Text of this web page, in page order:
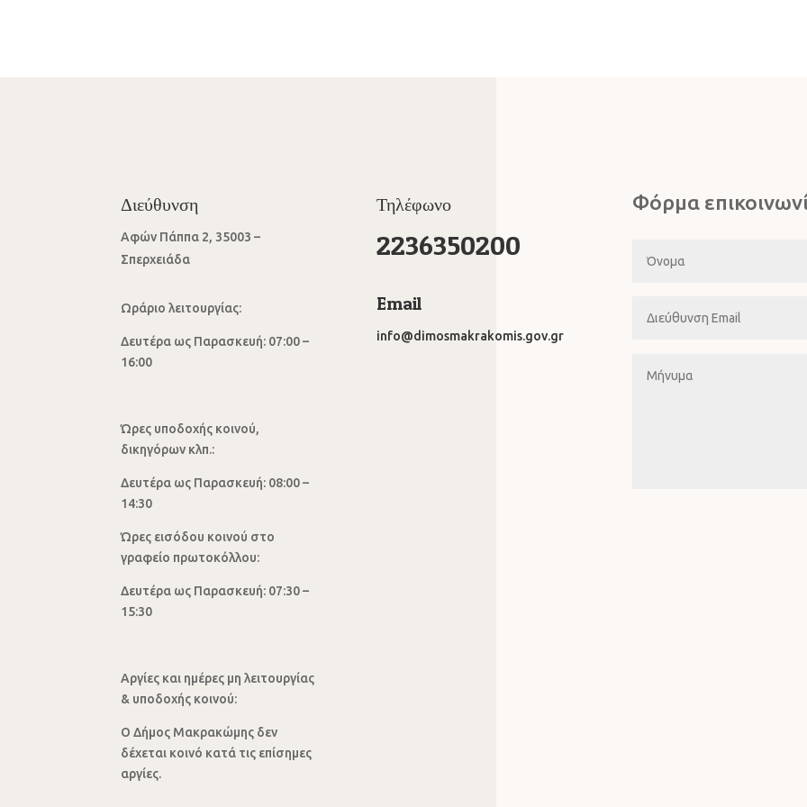
Διεύθυνση
Αφών Πάππα 2, 35003 –
Σπερχειάδα
Ωράριο λειτουργίας:
Δευτέρα ως Παρασκευή: 07:00 –
16:00
Ώρες υποδοχής κοινού,
δικηγόρων κλπ.:
Δευτέρα ως Παρασκευή: 08:00 –
14:30
Ώρες εισόδου κοινού στο
γραφείο πρωτοκόλλου:
Δευτέρα ως Παρασκευή: 07:30 –
15:30
Αργίες και ημέρες μη λειτουργίας
& υποδοχής κοινού:
Ο Δήμος Μακρακώμης δεν
δέχεται κοινό κατά τις επίσημες
αργίες.
Τηλέφωνο
2236350200
Email
info@dimosmakrakomis.gov.gr
Φόρμα